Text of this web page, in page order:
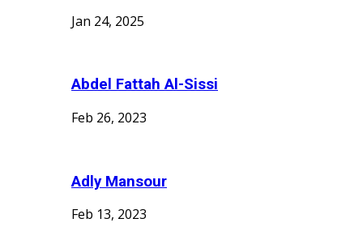
Jan 24, 2025
Abdel Fattah Al-Sissi
Feb 26, 2023
Adly Mansour
Feb 13, 2023